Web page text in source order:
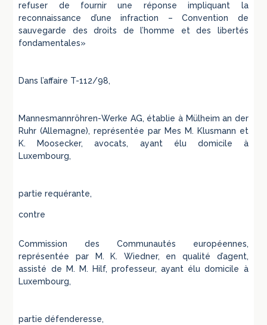
refuser de fournir une réponse impliquant la
reconnaissance d’une infraction – Convention de
sauvegarde des droits de l’homme et des libertés
fondamentales»
Dans l’affaire T-112/98,
Mannesmannröhren-Werke AG, établie à Mülheim an der
Ruhr (Allemagne), représentée par Mes M. Klusmann et
K. Moosecker, avocats, ayant élu domicile à
Luxembourg,
partie requérante,
contre
Commission des Communautés européennes,
représentée par M. K. Wiedner, en qualité d’agent,
assisté de M. M. Hilf, professeur, ayant élu domicile à
Luxembourg,
partie défenderesse,